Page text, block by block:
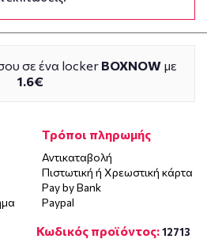
σε ένα locker BOXNOW με
1.6€
Τρόποι πληρωμής
Αντικαταβολή
Πιστωτική ή Χρεωστική κάρτα
Pay by Bank
Paypal
Κωδικός προϊόντος:12713